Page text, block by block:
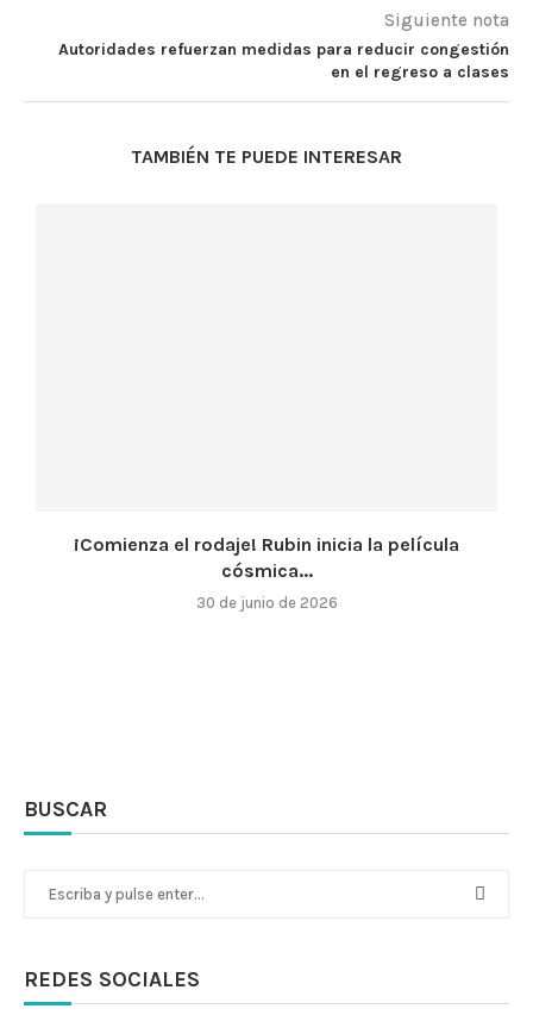
Siguiente nota
Autoridades refuerzan medidas para reducir congestión
en el regreso a clases
TAMBIÉN TE PUEDE INTERESAR
¡Comienza el rodaje! Rubin inicia la película
cósmica...
30 de junio de 2026
BUSCAR
REDES SOCIALES